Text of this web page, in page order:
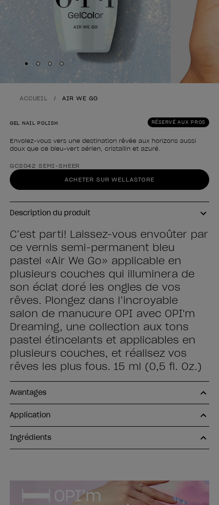
Skip to slide
Skip to slide2
Skip to slide
Skip to slide
ACCUEIL AIR WE GO
RÉSERVÉ AUX PROS
GEL NAIL POLISH
Envolez-vous vers une destination rêvée aux horizons aussi
doux que ce bleu-vert aérien, cristallin et azuré.
Forme du produit
GCS042 SEMI-SHEER
ACHETER SUR WELLASTORE
Description du produit
C’est parti! Laissez-vous envoûter par
ce vernis semi-permanent bleu
pastel «Air We Go» applicable en
plusieurs couches qui illuminera de
son éclat doré les ongles de vos
rêves. Plongez dans l’incroyable
salon de manucure OPI avec OPI'm
Dreaming, une collection aux tons
pastel étincelants et applicables en
plusieurs couches, et réalisez vos
rêves les plus fous. 15 ml (0,5 fl. Oz.)
Avantages
Application
Ingrédients